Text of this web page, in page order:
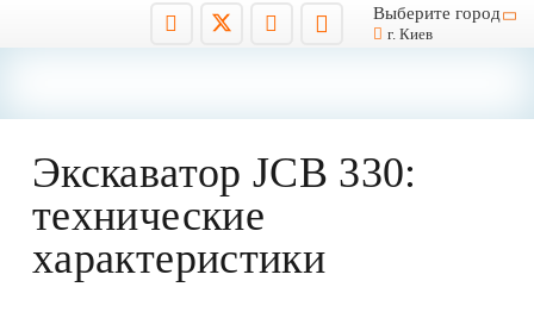
Выберите город
г. Киев
Экскаватор JCB 330:
технические
характеристики